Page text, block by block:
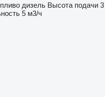
дизель Высота подачи 3
5 м3/ч